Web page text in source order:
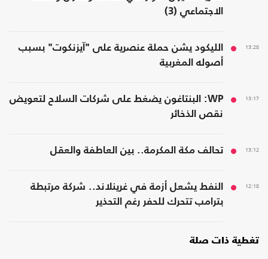
الاجتماعي (3)
13:28
الليكود يشن حملة عنصرية على "آيزنكوت" بسبب
أصوله المغربية
13:17
WP: البنتاغون يضغط على شركات السلاح لتعويض
نقص الذخائر
13:12 تحالف مكة المكرمة.. بين العاطفة والعقل
12:18
النفط يشعل أزمة في غرينلاند.. شركة مرتبطة
بترامب تتحرك للحفر رغم التحذير
تغطية ذات صلة